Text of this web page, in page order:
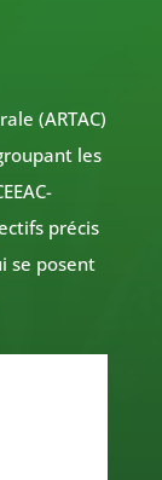
(ARTAC)
les
précis
se posent